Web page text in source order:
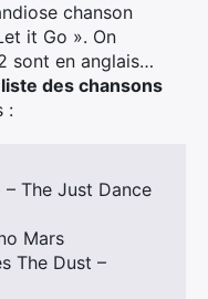
chanson
it Go ». On
sont en anglais…
des chansons
:
The Just Dance
Mars
The Dust –